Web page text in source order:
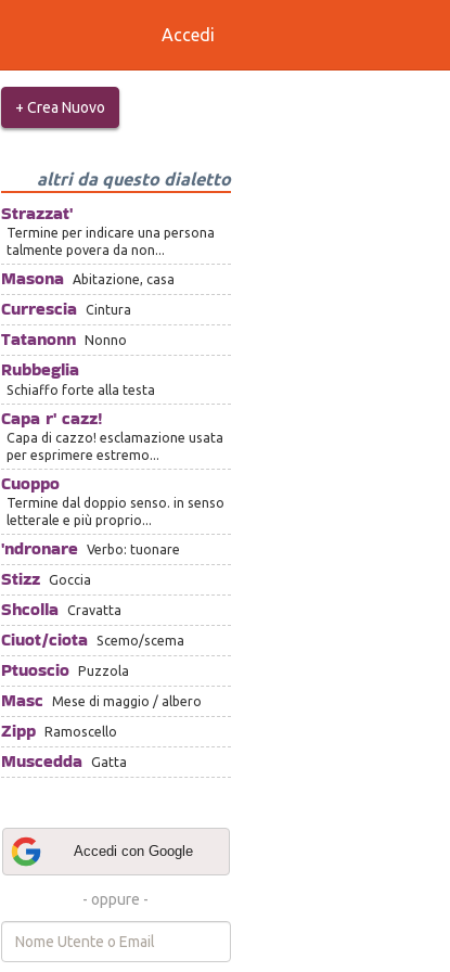
Accedi
+ Crea Nuovo
altri da questo dialetto
Strazzat'
Termine per indicare una persona
talmente povera da non...
Masona Abitazione, casa
Currescia Cintura
Tatanonn Nonno
Rubbeglia
Schiaffo forte alla testa
Capa r' cazz!
Capa di cazzo! esclamazione usata
per esprimere estremo...
Cuoppo
Termine dal doppio senso. in senso
letterale e più proprio...
'ndronare Verbo: tuonare
Stizz Goccia
Shcolla Cravatta
Ciuot/ciota Scemo/scema
Ptuoscio Puzzola
Masc Mese di maggio / albero
Zipp Ramoscello
Muscedda Gatta
Accedi con Google
- oppure -